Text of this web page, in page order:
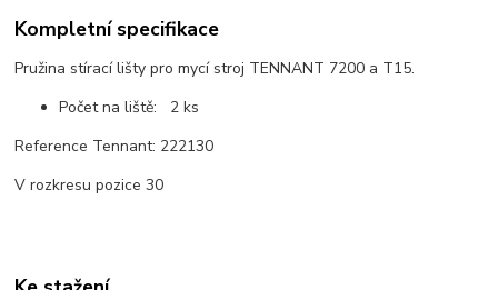
Kompletní specifikace
Pružina stírací lišty pro mycí stroj TENNANT 7200 a T15.
Počet na liště: 2 ks
Reference Tennant: 222130
V rozkresu pozice 30